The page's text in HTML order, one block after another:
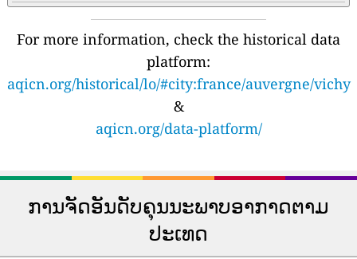
For more information, check the historical data
platform:
aqicn.org/historical/lo/#city:france/auvergne/vichy
&
aqicn.org/data-platform/
ການຈັດອັນດັບຄຸນນະພາບອາກາດຕາມ
ປະເທດ